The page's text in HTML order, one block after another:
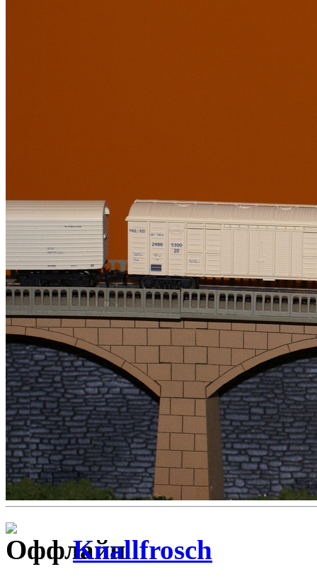
Knallfrosch